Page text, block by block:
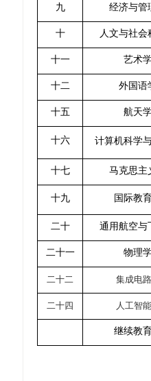
九 经济与管
十 人文与社会
十一 艺术
十二 外国语
十五 航天
十六 计算机科学
十七 马克思主
十九 国际教
二十 通用航空与
二十一 物理
二十二 集成电
二十四 人工智
继续教